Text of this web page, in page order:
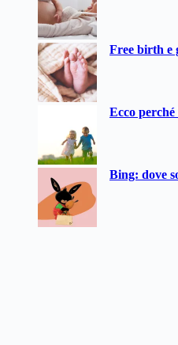
Free birth e
Ecco
Bing: dove